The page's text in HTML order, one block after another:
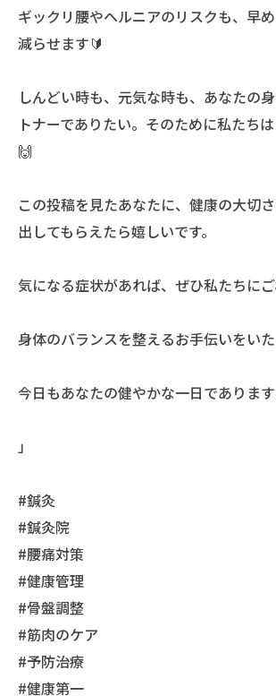
ギックリ腰やヘルニアのリスクも、早
減らせます🔰
しんどい時も、元気な時も、あなたの
トナーでありたい。そのために私たち
🙌
この投稿を見たあなたに、健康の大切
出してもらえたら嬉しいです。
気になる症状があれば、ぜひ私たちにご
身体のバランスを整えるお手伝いをい
今日もあなたの健やかな一日でありま
」
#鍼灸
#鍼灸院
#腰痛対策
#健康管理
#骨盤調整
#筋肉のケア
#予防治療
#健康第一